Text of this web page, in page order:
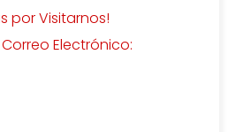
por Visitarnos!
Electrónico: